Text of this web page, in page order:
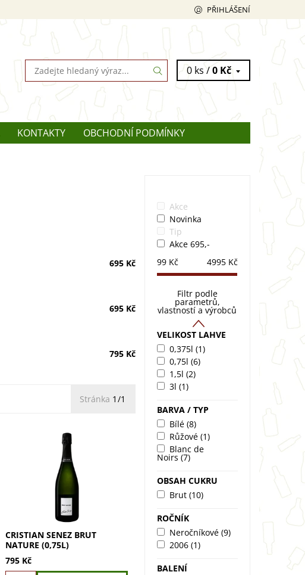
PŘIHLÁŠENÍ
0 ks /0 Kč
KONTAKTY
OBCHODNÍ PODMÍNKY
695 Kč
695 Kč
795 Kč
Stránka 1/1
Cristian Senez Brut Nature
(0,75l): šampaňské z odrůd
Chardonnay, Pinot Noir a
Pinot Blanc. Krystalická čistota
s tóny citrusů, broskve a
CRISTIAN SENEZ BRUT
NATURE (0,75L)
795 Kč
Akce
Novinka
Tip
Akce 695,-
99Kč 4995Kč
Filtr podle
parametrů,
vlastností a výrobců
VELIKOST LAHVE
0,375l (1)
0,75l (6)
1,5l (2)
3l (1)
BARVA / TYP
Bílé (8)
Růžové (1)
Blanc de
Noirs (7)
OBSAH CUKRU
Brut (10)
ROČNÍK
Neročníkové (9)
2006 (1)
BALENÍ